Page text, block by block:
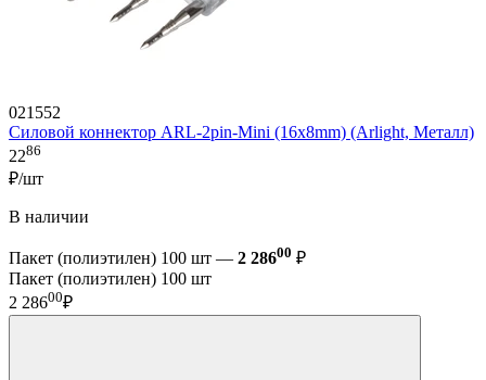
021552
Силовой коннектор ARL-2pin-Mini (16x8mm) (Arlight, Металл)
2286
₽/шт
В наличии
Пакет (полиэтилен) 100 шт — 2 28600 ₽
Пакет (полиэтилен) 100 шт
2 28600₽